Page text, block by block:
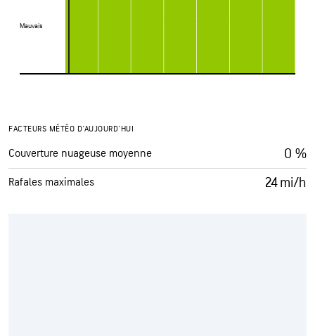
Mauvais
Mauvais
FACTEURS MÉTÉO D'AUJOURD'HUI
Couverture nuageuse moyenne 0 %
Rafales maximales 24 mi/h